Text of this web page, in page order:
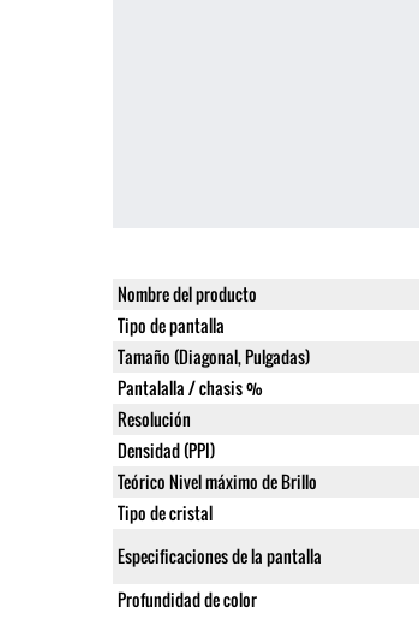
Nombre del producto
Tipo de pantalla
Tamaño (Diagonal, Pulgadas)
Pantalalla / chasis %
Resolución
Densidad (PPI)
Teórico Nivel máximo de Brillo
Tipo de cristal
Especificaciones de la pantalla
Profundidad de color